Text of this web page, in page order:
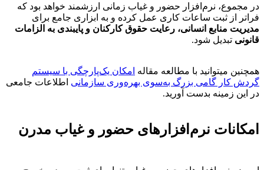
در مجموع، نرم‌افزار حضور و غیاب زمانی ارزشمند خواهد بود که
فراتر از ثبت ساعات کاری عمل کرده و به ابزاری جامع برای
مدیریت منابع انسانی، رعایت حقوق کارکنان و پایبندی به الزامات
قانونی تبدیل شود.
همچنین میتوانید با مطالعه مقاله امکان یک‌پارچگی با سیستم
گردش کار گامی بزرگ به‌سوی بهره‌وری سازمانی اطلاعات جامعی
در این زمینه بدست آورید.
امکانات نرم‌افزارهای حضور و غیاب مدرن